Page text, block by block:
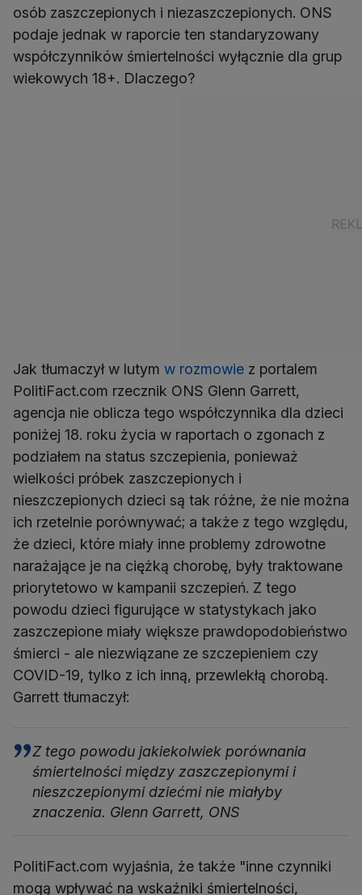
osób zaszczepionych i niezaszczepionych. ONS
podaje jednak w raporcie ten standaryzowany
współczynników śmiertelności wyłącznie dla grup
wiekowych 18+. Dlaczego?
Jak tłumaczył w lutym w rozmowie z portalem
PolitiFact.com rzecznik ONS Glenn Garrett,
agencja nie oblicza tego współczynnika dla dzieci
poniżej 18. roku życia w raportach o zgonach z
podziałem na status szczepienia, ponieważ
wielkości próbek zaszczepionych i
nieszczepionych dzieci są tak różne, że nie można
ich rzetelnie porównywać; a także z tego względu,
że dzieci, które miały inne problemy zdrowotne
narażające je na ciężką chorobę, były traktowane
priorytetowo w kampanii szczepień. Z tego
powodu dzieci figurujące w statystykach jako
zaszczepione miały większe prawdopodobieństwo
śmierci - ale niezwiązane ze szczepieniem czy
COVID-19, tylko z ich inną, przewlekłą chorobą.
Garrett tłumaczył:
Z tego powodu jakiekolwiek porównania
śmiertelności między zaszczepionymi i
nieszczepionymi dziećmi nie miałyby
znaczenia. Glenn Garrett, ONS
PolitiFact.com wyjaśnia, że także "inne czynniki
mogą wpływać na wskaźniki śmiertelności,